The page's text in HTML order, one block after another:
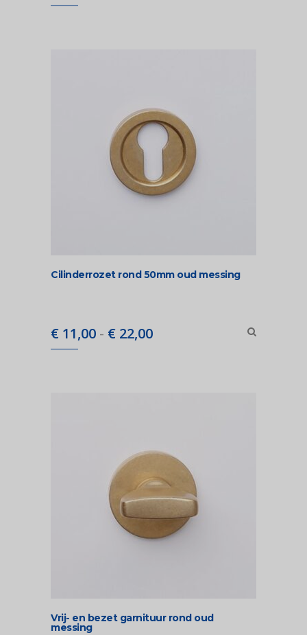
Cilinderrozet rond 50mm oud messing
€ 11,00 - € 22,00Prijsklasse:
Vrij- en bezet garnituur rond oud
messing